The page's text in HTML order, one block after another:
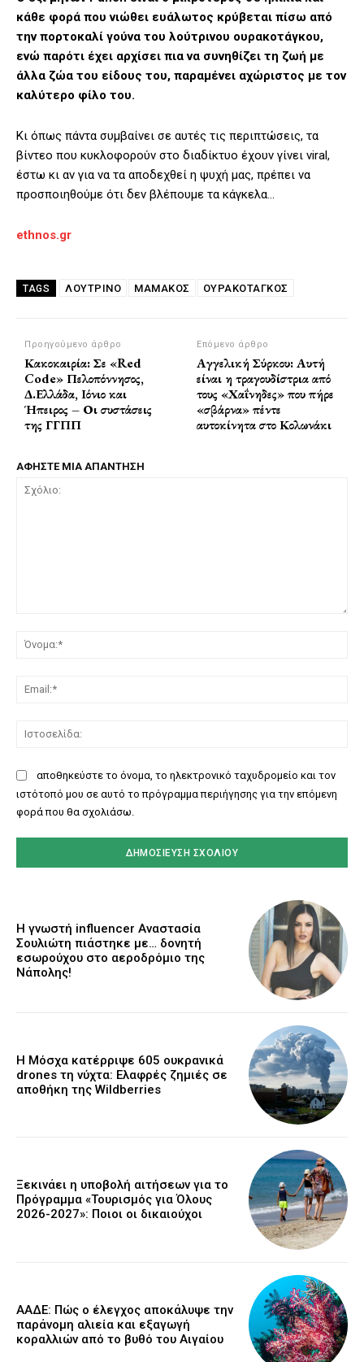
κάθε φορά που νιώθει ευάλωτος κρύβεται πίσω από
την πορτοκαλί γούνα του λούτρινου ουρακοτάγκου,
ενώ παρότι έχει αρχίσει πια να συνηθίζει τη ζωή με
άλλα ζώα του είδους του, παραμένει αχώριστος με τον
καλύτερο φίλο του.
Κι όπως πάντα συμβαίνει σε αυτές τις περιπτώσεις, τα
βίντεο που κυκλοφορούν στο διαδίκτυο έχουν γίνει viral,
έστω κι αν για να τα αποδεχθεί η ψυχή μας, πρέπει να
προσποιηθούμε ότι δεν βλέπουμε τα κάγκελα…
ethnos.gr
TAGS ΛΟΥΤΡΙΝΟ ΜΑΜΑΚΟΣ ΟΥΡΑΚΟΤΑΓΚΟΣ
Προηγούμενο άρθρο
Κακοκαιρία: Σε «Red
Code» Πελοπόννησος,
Δ.Ελλάδα, Ιόνιο και
Ήπειρος – Οι συστάσεις
της ΓΓΠΠ
Επόμενο άρθρο
Αγγελική Σύρκου: Αυτή
είναι η τραγουδίστρια από
τους «Χαΐνηδες» που πήρε
«σβάρνα» πέντε
αυτοκίνητα στο Κολωνάκι
ΑΦΗΣΤΕ ΜΙΑ ΑΠΑΝΤΗΣΗ
αποθηκεύστε το όνομα, το ηλεκτρονικό ταχυδρομείο και τον
ιστότοπό μου σε αυτό το πρόγραμμα περιήγησης για την επόμενη
φορά που θα σχολιάσω.
Η γνωστή influencer Αναστασία
Σουλιώτη πιάστηκε με… δονητή
εσωρούχου στο αεροδρόμιο της
Νάπολης!
Η Μόσχα κατέρριψε 605 ουκρανικά
drones τη νύχτα: Ελαφρές ζημιές σε
αποθήκη της Wildberries
Ξεκινάει η υποβολή αιτήσεων για το
Πρόγραμμα «Τουρισμός για Όλους
2026-2027»: Ποιοι οι δικαιούχοι
ΑΑΔΕ: Πώς ο έλεγχος αποκάλυψε την
παράνομη αλιεία και εξαγωγή
κοραλλιών από το βυθό του Αιγαίου